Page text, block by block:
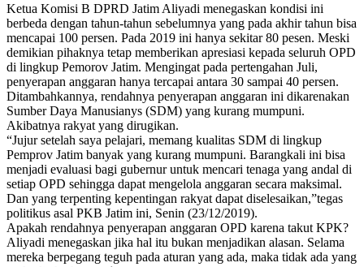
Ketua Komisi B DPRD Jatim Aliyadi menegaskan kondisi ini
berbeda dengan tahun-tahun sebelumnya yang pada akhir tahun bisa
mencapai 100 persen. Pada 2019 ini hanya sekitar 80 pesen. Meski
demikian pihaknya tetap memberikan apresiasi kepada seluruh OPD
di lingkup Pemorov Jatim. Mengingat pada pertengahan Juli,
penyerapan anggaran hanya tercapai antara 30 sampai 40 persen.
Ditambahkannya, rendahnya penyerapan anggaran ini dikarenakan
Sumber Daya Manusianys (SDM) yang kurang mumpuni.
Akibatnya rakyat yang dirugikan.
“Jujur setelah saya pelajari, memang kualitas SDM di lingkup
Pemprov Jatim banyak yang kurang mumpuni. Barangkali ini bisa
menjadi evaluasi bagi gubernur untuk mencari tenaga yang andal di
setiap OPD sehingga dapat mengelola anggaran secara maksimal.
Dan yang terpenting kepentingan rakyat dapat diselesaikan,”tegas
politikus asal PKB Jatim ini, Senin (23/12/2019).
Apakah rendahnya penyerapan anggaran OPD karena takut KPK?
Aliyadi menegaskan jika hal itu bukan menjadikan alasan. Selama
mereka berpegang teguh pada aturan yang ada, maka tidak ada yang